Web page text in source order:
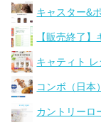
キャスター&
【販売終了】
キャティト レ
コンボ（日本）
カントリーロ